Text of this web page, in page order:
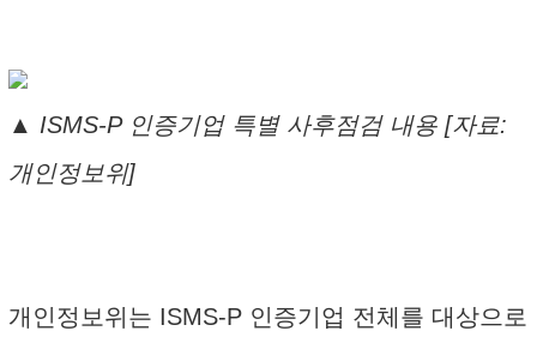
▲ ISMS-P 인증기업 특별 사후점검 내용 [자료:
개인정보위]
개인정보위는 ISMS-P 인증기업 전체를 대상으로